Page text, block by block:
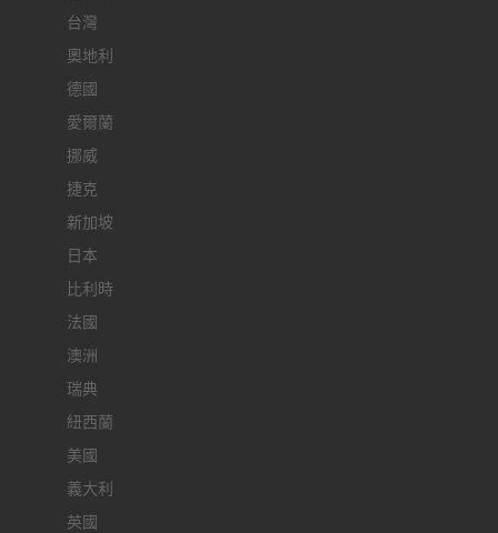
台灣
奧地利
德國
愛爾蘭
挪威
捷克
新加坡
日本
比利時
法國
澳洲
瑞典
紐西蘭
美國
義大利
英國